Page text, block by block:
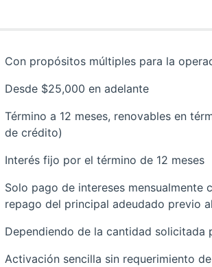
Con propósitos múltiples para la
Desde $25,000 en adelante
Término a 12 meses, renovables en
de crédito)
Interés fijo por el término de 12 meses
Solo pago de intereses
repago del principal adeudado previo
Dependiendo de la cantidad
Activación sencilla sin requerimiento